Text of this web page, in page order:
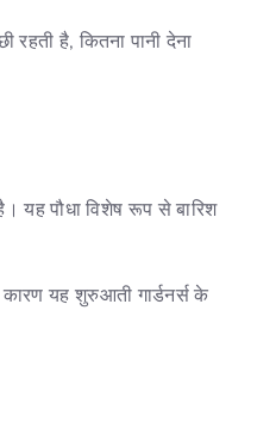
है, कितना पानी देना
यह पौधा विशेष रूप से बारिश
यह शुरुआती गार्डनर्स के